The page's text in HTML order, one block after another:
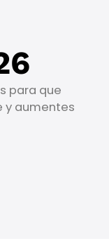
para que
y aumentes